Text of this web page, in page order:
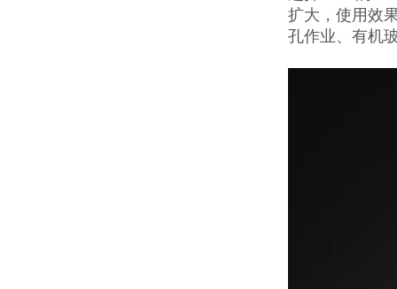
扩大，使用效
孔作业、有机